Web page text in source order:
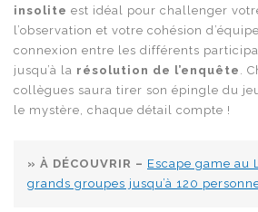
insolite est idéal pour challenger
l’observation et votre cohésion
connexion entre les différents
jusqu’à la résolution de l’enquête .
collègues saura tirer son épingle du
le mystère, chaque détail compte !
» À DÉCOUVRIR – Escape game au
grands groupes jusqu’à 120